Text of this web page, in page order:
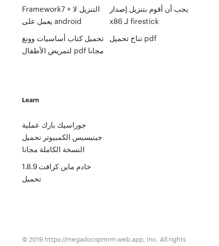
Framework7 + التنزيل لا
يعمل على android
تحميل كتاب أساسيات وونغ
لتمريض الأطفال pdf مجانا
يجب أن أقوم بتنزيل إصدار
x86 لـ firestick
تناخ تحميل pdf
Learn
جوراسيك بارك عملية
جينيسيس الكمبيوتر تحميل
النسخة الكاملة مجانا
خادم ماين كرافت 1.8.9
تحميل
© 2019 https://megadocspmrm.web.app, Inc. All rights